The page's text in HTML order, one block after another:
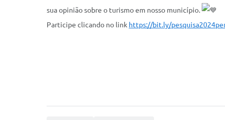
sua opinião sobre o turismo em nosso município.
Participe clicando no link https://bit.ly/